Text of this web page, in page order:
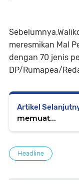
meresmikan Mal
dengan 70 jenis
DP/Rumapea/
Artikel
memuat...
Headline